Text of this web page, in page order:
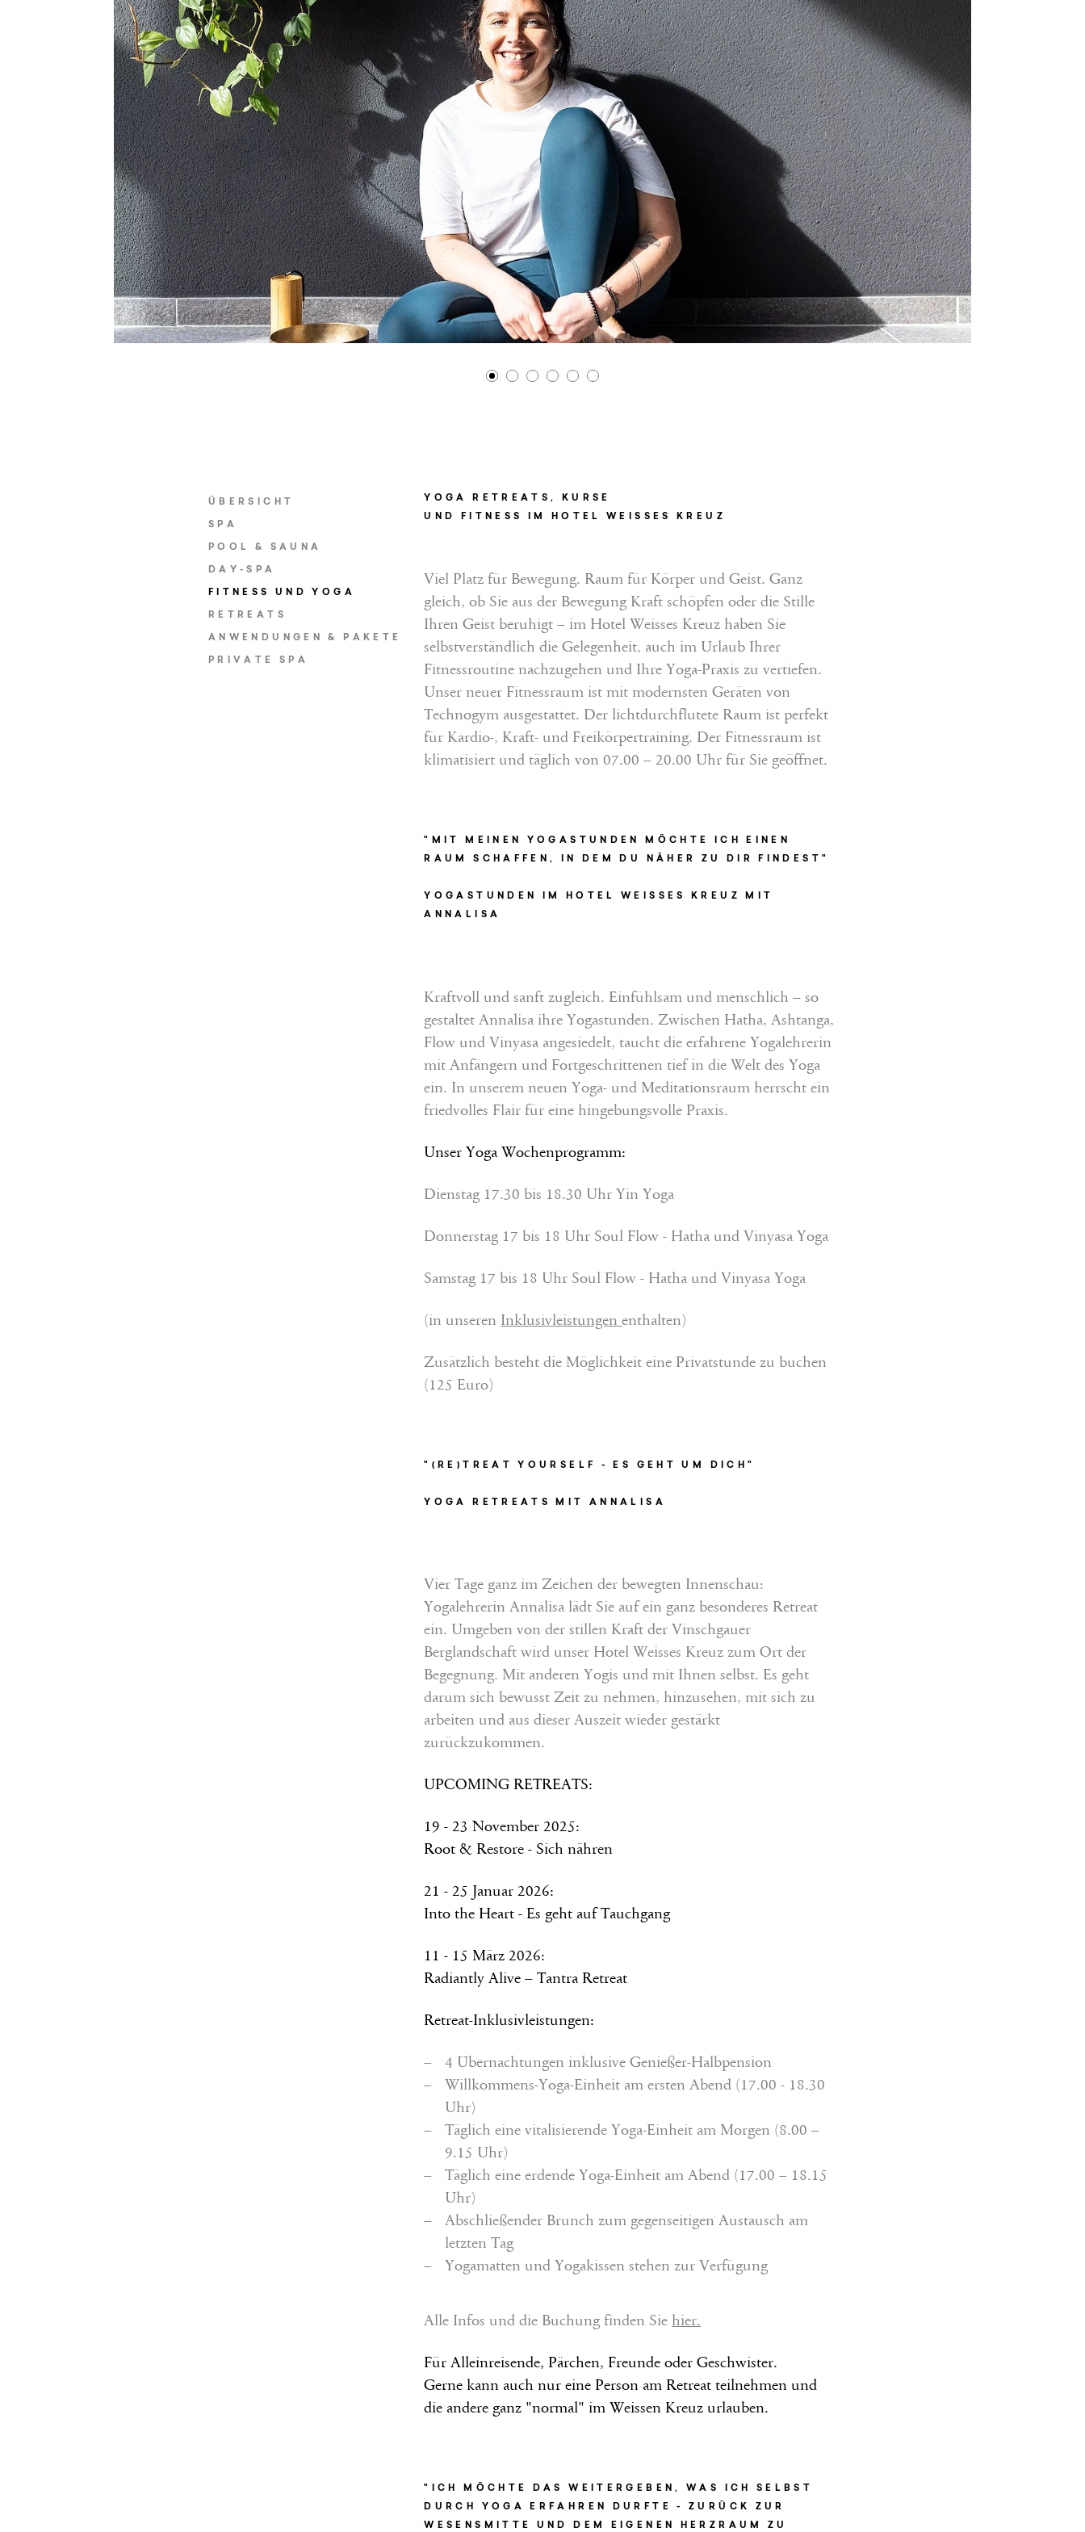
Erlebnis Südtirol
Service
Anfragen
Buchen
Shop
Gutscheine
Jobs
ÜBERSICHT
SPA
POOL & SAUNA
DAY-SPA
FITNESS UND YOGA
RETREATS
ANWENDUNGEN & PAKETE
PRIVATE SPA
YOGA RETREATS, KURSE
UND FITNESS IM HOTEL WEISSES KREUZ
Viel Platz für Bewegung. Raum für Körper und Geist. Ganz
gleich, ob Sie aus der Bewegung Kraft schöpfen oder die Stille
Ihren Geist beruhigt – im Hotel Weisses Kreuz haben Sie
selbstverständlich die Gelegenheit, auch im Urlaub Ihrer
Fitnessroutine nachzugehen und Ihre Yoga-Praxis zu vertiefen.
Unser neuer Fitnessraum ist mit modernsten Geräten von
Technogym ausgestattet. Der lichtdurchflutete Raum ist perfekt
für Kardio-, Kraft- und Freikörpertraining. Der Fitnessraum ist
klimatisiert und täglich von 07.00 – 20.00 Uhr für Sie geöffnet.
"MIT MEINEN YOGASTUNDEN MÖCHTE ICH EINEN
RAUM SCHAFFEN, IN DEM DU NÄHER ZU DIR FINDEST"
YOGASTUNDEN IM HOTEL WEISSES KREUZ MIT
ANNALISA
Kraftvoll und sanft zugleich. Einfühlsam und menschlich – so
gestaltet Annalisa ihre Yogastunden. Zwischen Hatha, Ashtanga,
Flow und Vinyasa angesiedelt, taucht die erfahrene Yogalehrerin
mit Anfängern und Fortgeschrittenen tief in die Welt des Yoga
ein. In unserem neuen Yoga- und Meditationsraum herrscht ein
friedvolles Flair für eine hingebungsvolle Praxis.
Unser Yoga Wochenprogramm:
Dienstag 17.30 bis 18.30 Uhr Yin Yoga
Donnerstag 17 bis 18 Uhr Soul Flow - Hatha und Vinyasa Yoga
Samstag 17 bis 18 Uhr Soul Flow - Hatha und Vinyasa Yoga
(in unseren Inklusivleistungenenthalten)
Zusätzlich besteht die Möglichkeit eine Privatstunde zu buchen
(125 Euro)
"(RE)TREAT YOURSELF - ES GEHT UM DICH"
YOGA RETREATS MIT ANNALISA
Vier Tage ganz im Zeichen der bewegten Innenschau:
Yogalehrerin Annalisa lädt Sie auf ein ganz besonderes Retreat
ein. Umgeben von der stillen Kraft der Vinschgauer
Berglandschaft wird unser Hotel Weisses Kreuz zum Ort der
Begegnung. Mit anderen Yogis und mit Ihnen selbst. Es geht
darum sich bewusst Zeit zu nehmen, hinzusehen, mit sich zu
arbeiten und aus dieser Auszeit wieder gestärkt
zurückzukommen.
UPCOMING RETREATS:
19 - 23 November 2025:
Root & Restore - Sich nähren
21 - 25 Januar 2026:
Into the Heart - Es geht auf Tauchgang
11 - 15 März 2026:
Radiantly Alive – Tantra Retreat
Retreat-Inklusivleistungen:
4 Übernachtungen inklusive Genießer-Halbpension
Willkommens-Yoga-Einheit am ersten Abend (17.00 - 18.30
Uhr)
Täglich eine vitalisierende Yoga-Einheit am Morgen (8.00 –
9.15 Uhr)
Täglich eine erdende Yoga-Einheit am Abend (17.00 – 18.15
Uhr)
Abschließender Brunch zum gegenseitigen Austausch am
letzten Tag
Yogamatten und Yogakissen stehen zur Verfügung
Alle Infos und die Buchung finden Sie hier.
Für Alleinreisende, Pärchen, Freunde oder Geschwister.
Gerne kann auch nur eine Person am Retreat teilnehmen und
die andere ganz "normal" im Weissen Kreuz urlauben.
"ICH MÖCHTE DAS WEITERGEBEN, WAS ICH SELBST
DURCH YOGA ERFAHREN DURFTE - ZURÜCK ZUR
WESENSMITTE UND DEM EIGENEN HERZRAUM ZU